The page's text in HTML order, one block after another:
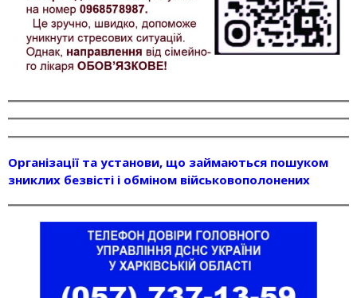
Організації та установи, що займаються пошуком
зниклих безвісті і обміном військовополонених